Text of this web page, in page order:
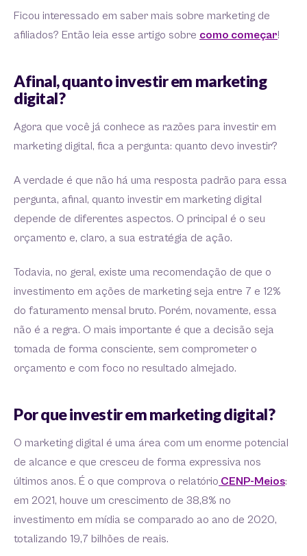
Ficou interessado em saber mais sobre marketing de
afiliados? Então leia esse artigo sobre como começar!
Afinal, quanto investir em marketing
digital?
Agora que você já conhece as razões para investir em
marketing digital, fica a pergunta: quanto devo investir?
A verdade é que não há uma resposta padrão para essa
pergunta, afinal, quanto investir em marketing digital
depende de diferentes aspectos. O principal é o seu
orçamento e, claro, a sua estratégia de ação.
Todavia, no geral, existe uma recomendação de que o
investimento em ações de marketing seja entre 7 e 12%
do faturamento mensal bruto. Porém, novamente, essa
não é a regra. O mais importante é que a decisão seja
tomada de forma consciente, sem comprometer o
orçamento e com foco no resultado almejado.
Por que investir em marketing digital?
O marketing digital é uma área com um enorme potencial
de alcance e que cresceu de forma expressiva nos
últimos anos. É o que comprova o relatório CENP-Meios:
em 2021, houve um crescimento de 38,8% no
investimento em mídia se comparado ao ano de 2020,
totalizando 19,7 bilhões de reais.